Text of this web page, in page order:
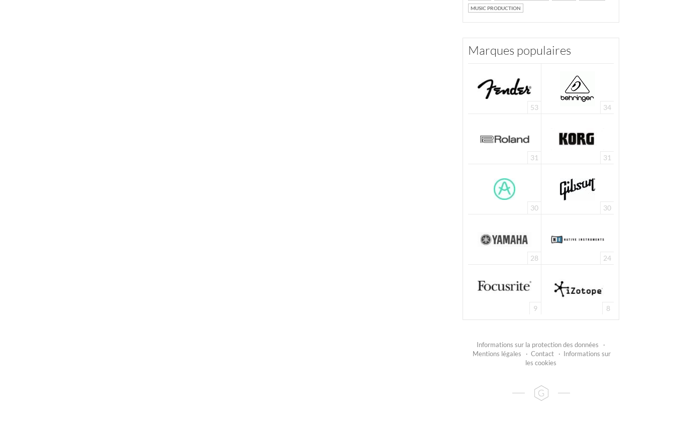
MUSIC PRODUCTION
Marques populaires
53 34
31 31
30 30
28 24
9 8
Informations sur la protection des données
·
Mentions légales
· Contact · Informations sur
les cookies